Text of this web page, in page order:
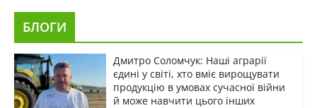
БЛОГИ
Дмитро Соломчук: Наші аграрії
єдині у світі, хто вміє вирощувати
продукцію в умовах сучасної війни
й може навчити цього інших